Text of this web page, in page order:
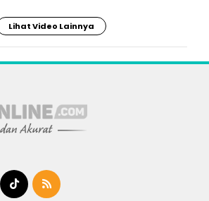
Lihat Video Lainnya